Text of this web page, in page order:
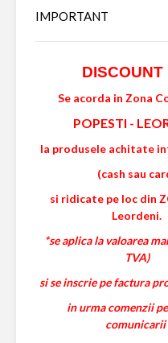
IMPORTANT
Se acorda in Zona
POPESTI -
la produsele achitate
(cash sau
si ridicate pe loc din
Leordeni.
*se aplica la valoarea
TVA)
si se inscrie pe factura
in urma comenzii
comunicarii